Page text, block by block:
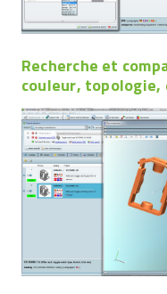
Recherche et
couleur, topologie,